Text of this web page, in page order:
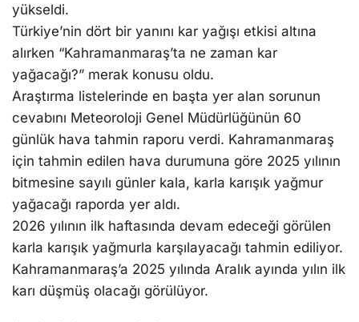
yükseldi.
Türkiye’nin dört bir yanını kar yağışı etkisi altına
alırken “Kahramanmaraş’ta ne zaman kar
yağacağı?” merak konusu oldu.
Araştırma listelerinde en başta yer alan sorunun
cevabını Meteoroloji Genel Müdürlüğünün 60
günlük hava tahmin raporu verdi. Kahramanmaraş
için tahmin edilen hava durumuna göre 2025 yılının
bitmesine sayılı günler kala, karla karışık yağmur
yağacağı raporda yer aldı.
2026 yılının ilk haftasında devam edeceği görülen
karla karışık yağmurla karşılayacağı tahmin ediliyor.
Kahramanmaraş’a 2025 yılında Aralık ayında yılın ilk
karı düşmüş olacağı görülüyor.